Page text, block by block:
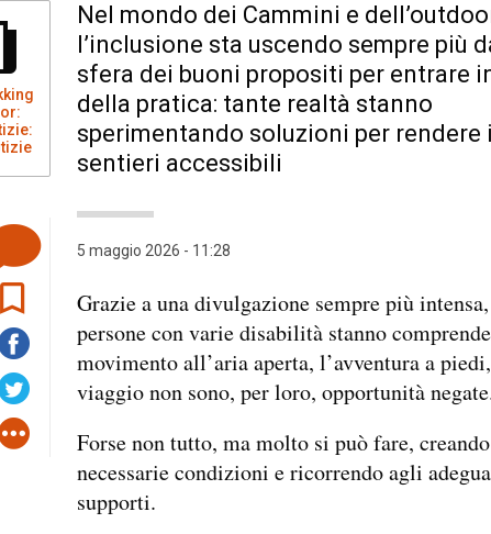
Nel mondo dei Cammini e
l’inclusione sta uscendo sempre più
sfera dei buoni propositi per entrare
della pratica: tante realtà stanno
sperimentando soluzioni per rendere i
sentieri accessibili
5 maggio 2026 - 11:28
Grazie a una divulgazione sempre più
persone con varie disabilità stanno
movimento all’aria aperta, l’avventura a
viaggio non sono, per loro, opportunità
Forse non tutto, ma molto si può fare,
necessarie condizioni e ricorrendo agli
supporti.